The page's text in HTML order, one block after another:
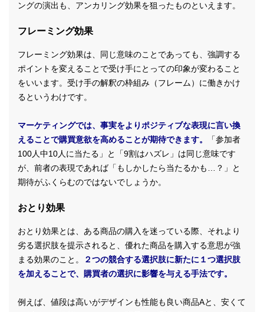
ングの演出も、アンカリング効果を狙ったものといえます。
フレーミング効果
フレーミング効果は、同じ意味のことであっても、強調する
ポイントを変えることで受け手にとっての印象が変わること
をいいます。受け手の解釈の枠組み（フレーム）に働きかけ
るというわけです。
マーケティングでは、事実をよりポジティブな表現に言い換
えることで購買意欲を高めることが期待できます。
「参加者
100人中10人に当たる」と「9割はハズレ」は同じ意味です
が、前者の表現であれば「もしかしたら当たるかも…？」と
期待がふくらむのではないでしょうか。
おとり効果
おとり効果とは、ある商品の購入を迷っている際、それより
劣る選択肢を提示されると、優れた商品を購入する意思が強
まる効果のこと。
２つの競合する選択肢に新たに１つ選択肢
を加えることで、購買者の選択に影響を与える手法です。
例えば、値段は高いがデザインも性能も良い商品Aと、安くて